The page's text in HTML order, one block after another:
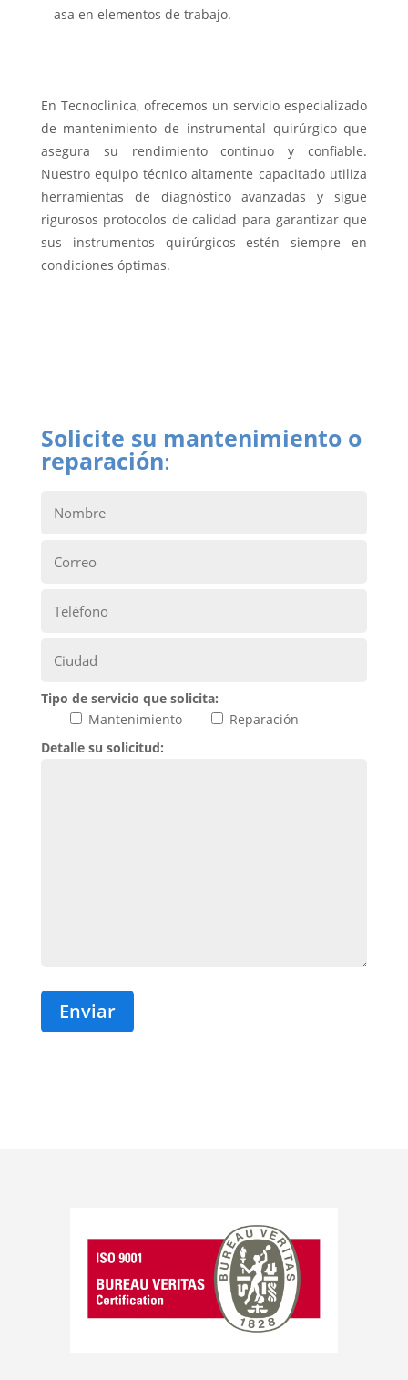
asa en elementos de trabajo.
En Tecnoclinica, ofrecemos un servicio especializado
de mantenimiento de instrumental quirúrgico que
asegura su rendimiento continuo y confiable.
Nuestro equipo técnico altamente capacitado utiliza
herramientas de diagnóstico avanzadas y sigue
rigurosos protocolos de calidad para garantizar que
sus instrumentos quirúrgicos estén siempre en
condiciones óptimas.
Solicite su mantenimiento o
reparación:
Tipo de servicio que solicita:
Mantenimiento
Reparación
Detalle su solicitud: